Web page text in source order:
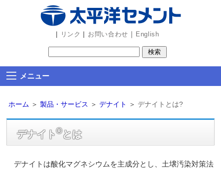
ン
部
読
飛
| リンク | お問い合わせ ｜ English
メニュー
ホーム ＞ 製品・サービス ＞ デナイト ＞ デナイトとは?
デナイト®とは
デナイトは酸化マグネシウムを主成分とし、土壌汚染対策法